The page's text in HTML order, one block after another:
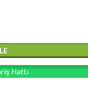
Hattı